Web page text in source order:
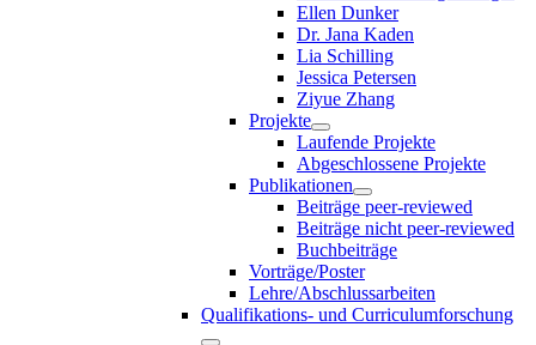
Ellen Dunker
Dr. Jana Kaden
Lia Schilling
Jessica Petersen
Ziyue Zhang
Projekte
Laufende Projekte
Abgeschlossene Projekte
Publikationen
Beiträge peer-reviewed
Beiträge nicht peer-reviewed
Buchbeiträge
Vorträge/Poster
Lehre/Abschlussarbeiten
Qualifikations- und Curriculumforschung